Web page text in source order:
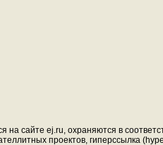
на сайте ej.ru, охраняются в
проектов, гиперссылка